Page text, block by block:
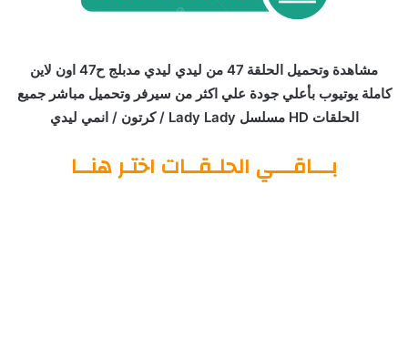
مشاهدة وتحميل الحلقة 47 من ليدي ليدي مدبلج ح47 اون لاين
كاملة يوتيوب بأعلي جودة علي اكثر من سيرفر وتحميل مباشر جميع
الحلقات HD مسلسل Lady Lady / كرتون / انمي ليدي
بـــاقـــي الحلـقــات اختـر هنــا